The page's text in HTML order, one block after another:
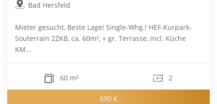
Bad Hersfeld
Mieter gesucht, Beste Lage! Single-Whg.! HEF-Kurpark-
Souterrain 2ZKB, ca. 60m², + gr. Terrasse, incl. Küche
KM...
60 m² 2
690 €